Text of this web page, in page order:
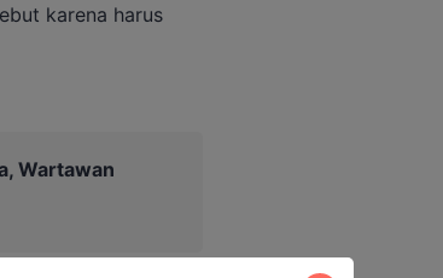
karena harus
Wartawan